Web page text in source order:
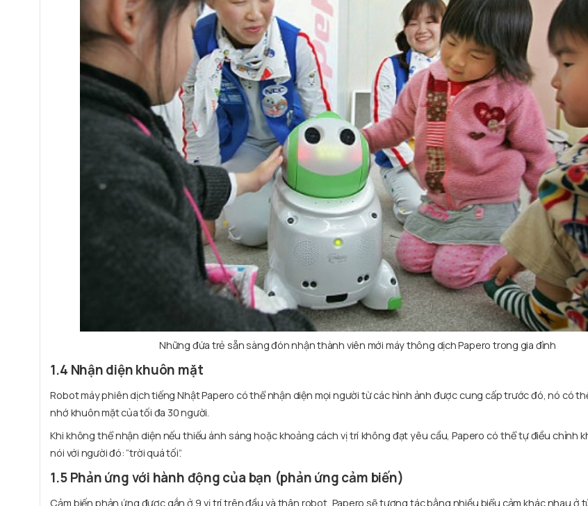
Những đứa trẻ sẵn sàng đón nhận thành viên mới máy thông dịch Papero trong gia đình
1.4 Nhận diện khuôn mặt
Robot máy phiên dịch tiếng Nhật Papero có thể nhận diện mọi người từ các hình ảnh được cung cấp trước đó, nó có
nhớ khuôn mặt của tối đa 30 người.
Khi không thể nhận diện nếu thiếu ánh sáng hoặc khoảng cách vị trí không đạt yêu cầu, Papero có thể tự điều chỉnh
nói với người đó: “trời quá tối”.
1.5 Phản ứng với hành động của bạn (phản ứng cảm biến)
Cảm biến phản ứng được gắn ở 9 vị trí trên đầu và thân robot, Papero sẽ tương tác bằng nhiều biểu cảm khác nhau ở